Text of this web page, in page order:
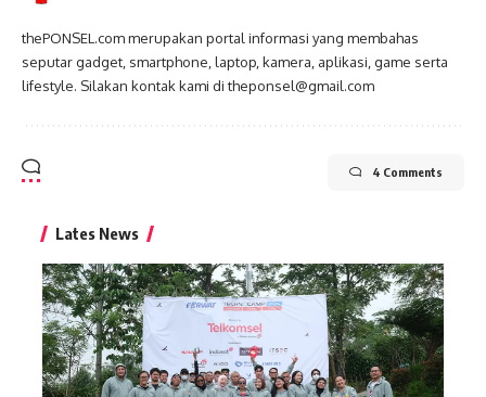
thePONSEL.com merupakan portal informasi yang membahas
seputar gadget, smartphone, laptop, kamera, aplikasi, game serta
lifestyle. Silakan kontak kami di theponsel@gmail.com
4 Comments
Lates News